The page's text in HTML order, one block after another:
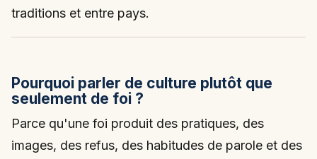
traditions et entre pays.
Pourquoi parler de culture plutôt que
seulement de foi ?
Parce qu'une foi produit des pratiques, des
images, des refus, des habitudes de parole et des